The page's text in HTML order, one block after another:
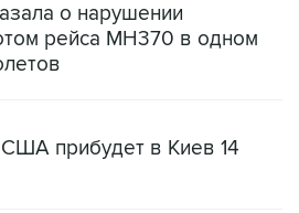
о нарушении
рейса MH370 в одном
прибудет в Киев 14